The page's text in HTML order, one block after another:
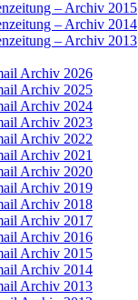
– Archiv 2015
– Archiv 2014
– Archiv 2013
Archiv 2026
Archiv 2025
Archiv 2024
Archiv 2023
Archiv 2022
Archiv 2021
Archiv 2020
Archiv 2019
Archiv 2018
Archiv 2017
Archiv 2016
Archiv 2015
Archiv 2014
Archiv 2013